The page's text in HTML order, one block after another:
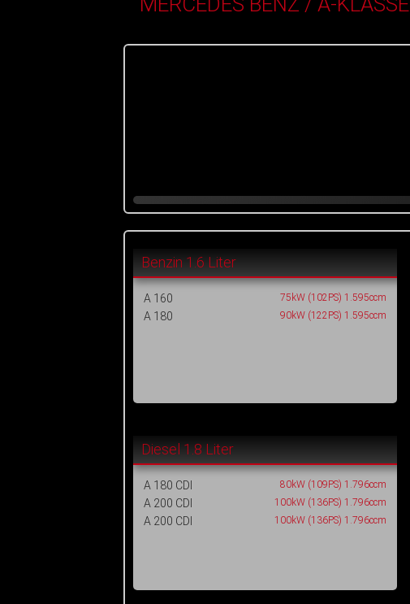
Benzin 1.6 Liter
A 160 75kW (102PS) 1.595ccm
A 180 90kW (122PS) 1.595ccm
Diesel 1.8 Liter
A 180 CDI 80kW (109PS) 1.796ccm
A 200 CDI 100kW (136PS) 1.796ccm
A 200 CDI 100kW (136PS) 1.796ccm